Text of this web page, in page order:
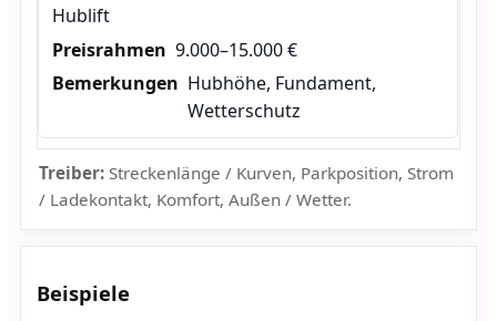
Hublift
9.000–15.000 €
Hubhöhe, Fundament,
Wetterschutz
Treiber:Streckenlänge / Kurven, Parkposition, Strom
/ Ladekontakt, Komfort, Außen / Wetter.
Beispiele